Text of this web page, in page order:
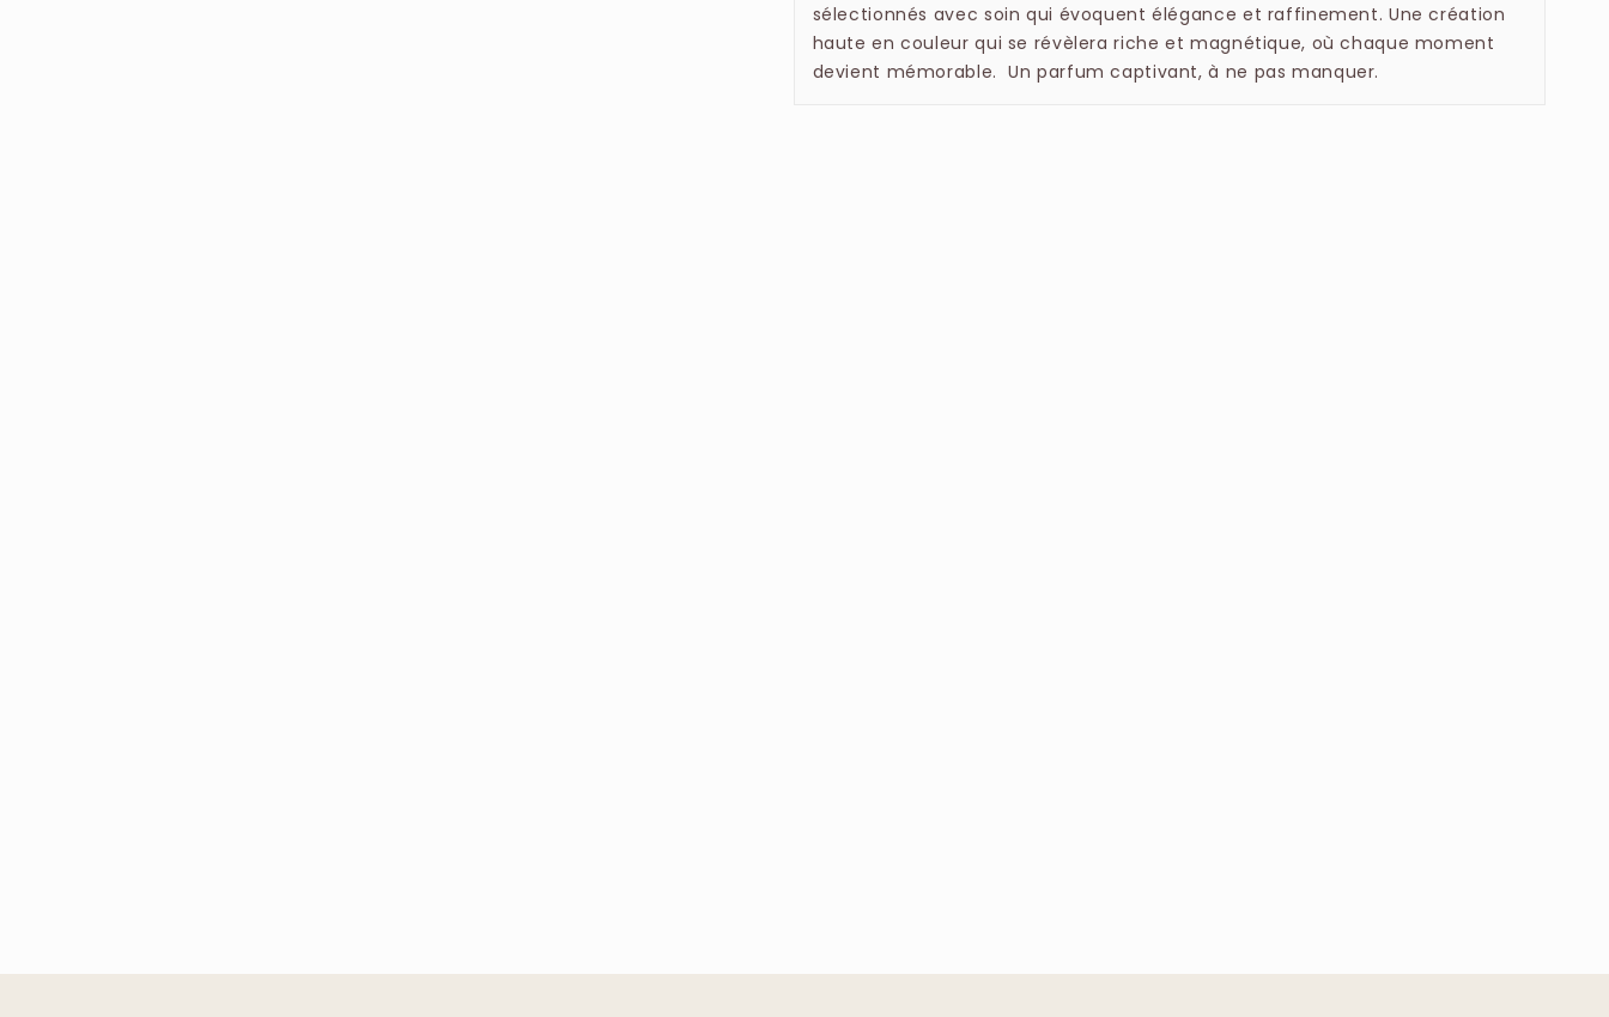
sélectionnés avec soin qui évoquent élégance et raffinement. Une création
haute en couleur qui se révèlera riche et magnétique, où chaque moment
devient mémorable. Un parfum captivant, à ne pas manquer.